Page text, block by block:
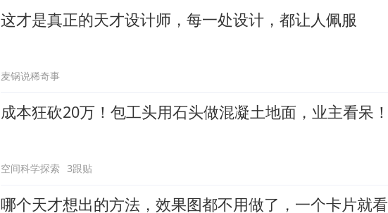
这才是真正的天才设计师，每一处设计，都让人佩服
麦锅说稀奇事
成本狂砍20万！包工头用石头做混凝土地面，业主看呆！
空间科学探索 3跟贴
哪个天才想出的方法，效果图都不用做了，一个卡片就看